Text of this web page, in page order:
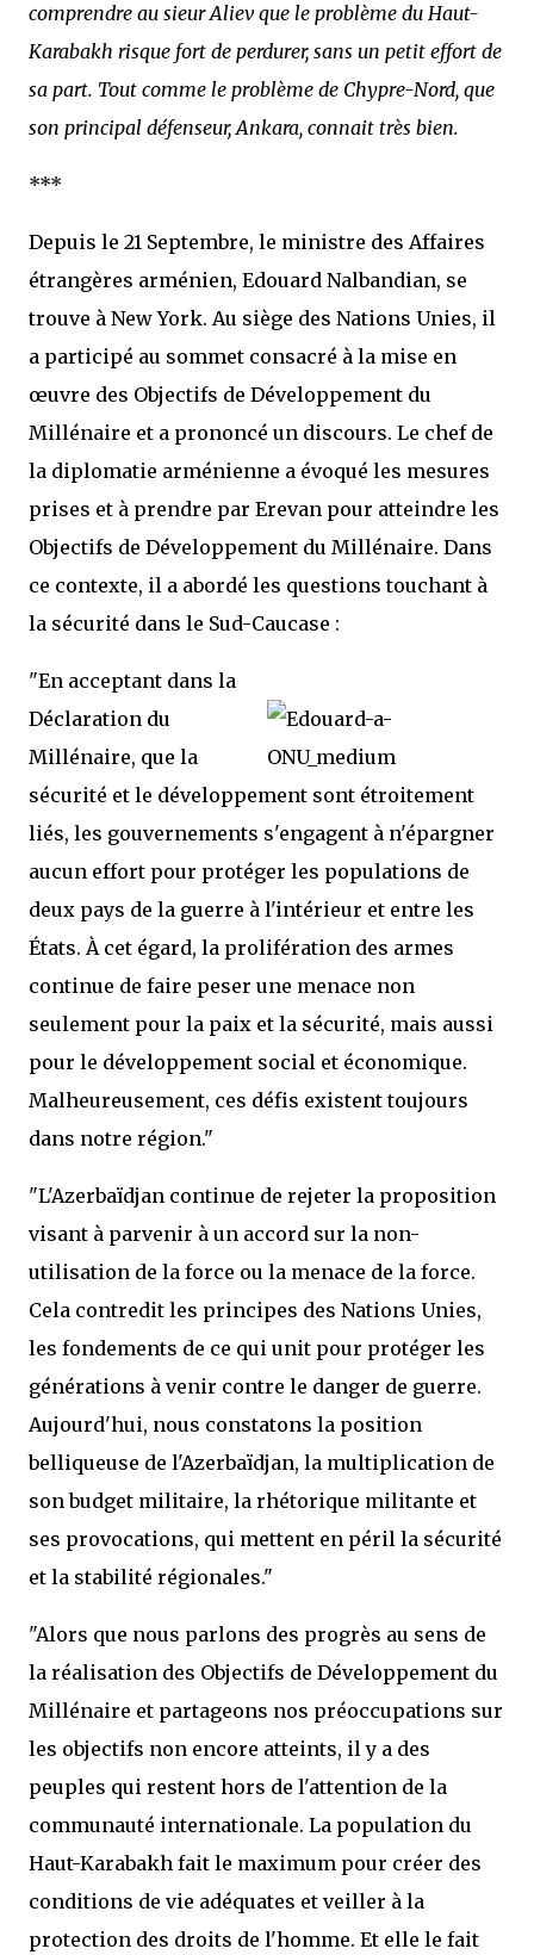
comprendre au sieur Aliev que le problème du Haut-
Karabakh risque fort de perdurer, sans un petit effort de
sa part. Tout comme le problème de Chypre-Nord, que
son principal défenseur, Ankara, connait très bien.
***
Depuis le 21 Septembre, le ministre des Affaires
étrangères arménien, Edouard Nalbandian, se
trouve à New York. Au siège des Nations Unies, il
a participé au sommet consacré à la mise en
œuvre des Objectifs de Développement du
Millénaire et a prononcé un discours. Le chef de
la diplomatie arménienne a évoqué les mesures
prises et à prendre par Erevan pour atteindre les
Objectifs de Développement du Millénaire. Dans
ce contexte, il a abordé les questions touchant à
la sécurité dans le Sud-Caucase :
"En acceptant dans la
Déclaration du
Millénaire, que la
sécurité et le développement sont étroitement
liés, les gouvernements s'engagent à n'épargner
aucun effort pour protéger les populations de
deux pays de la guerre à l'intérieur et entre les
États. À cet égard, la prolifération des armes
continue de faire peser une menace non
seulement pour la paix et la sécurité, mais aussi
pour le développement social et économique.
Malheureusement, ces défis existent toujours
dans notre région."
"L'Azerbaïdjan continue de rejeter la proposition
visant à parvenir à un accord sur la non-
utilisation de la force ou la menace de la force.
Cela contredit les principes des Nations Unies,
les fondements de ce qui unit pour protéger les
générations à venir contre le danger de guerre.
Aujourd'hui, nous constatons la position
belliqueuse de l'Azerbaïdjan, la multiplication de
son budget militaire, la rhétorique militante et
ses provocations, qui mettent en péril la sécurité
et la stabilité régionales."
"Alors que nous parlons des progrès au sens de
la réalisation des Objectifs de Développement du
Millénaire et partageons nos préoccupations sur
les objectifs non encore atteints, il y a des
peuples qui restent hors de l'attention de la
communauté internationale. La population du
Haut-Karabakh fait le maximum pour créer des
conditions de vie adéquates et veiller à la
protection des droits de l'homme. Et elle le fait